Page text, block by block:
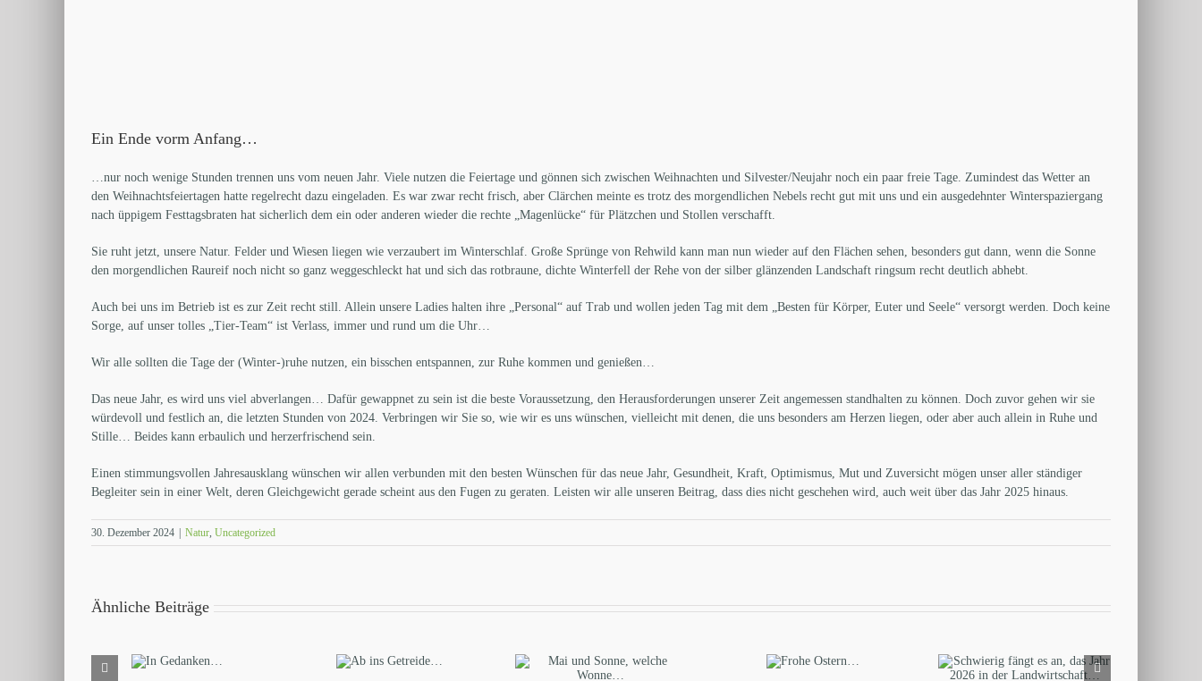
Ein Ende vorm Anfang…
…nur noch wenige Stunden trennen uns vom neuen Jahr. Viele nutzen die Feiertage und gönnen sich zwischen Weihnachten und Silvester/Neujahr noch ein paar freie Tage. Zumindest das Wetter an
den Weihnachtsfeiertagen hatte regelrecht dazu eingeladen. Es war zwar recht frisch, aber Clärchen meinte es trotz des morgendlichen Nebels recht gut mit uns und ein ausgedehnter Winterspaziergang
nach üppigem Festtagsbraten hat sicherlich dem ein oder anderen wieder die rechte „Magenlücke“ für Plätzchen und Stollen verschafft.
Sie ruht jetzt, unsere Natur. Felder und Wiesen liegen wie verzaubert im Winterschlaf. Große Sprünge von Rehwild kann man nun wieder auf den Flächen sehen, besonders gut dann, wenn die Sonne
den morgendlichen Raureif noch nicht so ganz weggeschleckt hat und sich das rotbraune, dichte Winterfell der Rehe von der silber glänzenden Landschaft ringsum recht deutlich abhebt.
Auch bei uns im Betrieb ist es zur Zeit recht still. Allein unsere Ladies halten ihre „Personal“ auf Trab und wollen jeden Tag mit dem „Besten für Körper, Euter und Seele“ versorgt werden. Doch keine
Sorge, auf unser tolles „Tier-Team“ ist Verlass, immer und rund um die Uhr…
Wir alle sollten die Tage der (Winter-)ruhe nutzen, ein bisschen entspannen, zur Ruhe kommen und genießen…
Das neue Jahr, es wird uns viel abverlangen… Dafür gewappnet zu sein ist die beste Voraussetzung, den Herausforderungen unserer Zeit angemessen standhalten zu können. Doch zuvor gehen wir sie
würdevoll und festlich an, die letzten Stunden von 2024. Verbringen wir Sie so, wie wir es uns wünschen, vielleicht mit denen, die uns besonders am Herzen liegen, oder aber auch allein in Ruhe und
Stille… Beides kann erbaulich und herzerfrischend sein.
Einen stimmungsvollen Jahresausklang wünschen wir allen verbunden mit den besten Wünschen für das neue Jahr, Gesundheit, Kraft, Optimismus, Mut und Zuversicht mögen unser aller ständiger
Begleiter sein in einer Welt, deren Gleichgewicht gerade scheint aus den Fugen zu geraten. Leisten wir alle unseren Beitrag, dass dies nicht geschehen wird, auch weit über das Jahr 2025 hinaus.
30. Dezember 2024 Natur, Uncategorized
Ähnliche Beiträge